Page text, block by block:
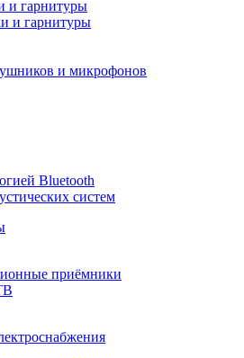
и гарнитуры
и гарнитуры
и микрофонов
Bluetooth
систем
приёмники